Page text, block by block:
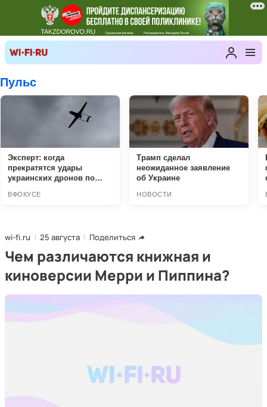
wi-fi.ru 25 августа Поделиться
Чем различаются книжная и
киноверсии Мерри и Пиппина?